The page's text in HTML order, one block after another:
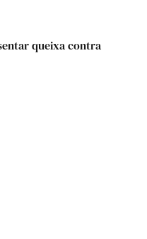
queixa contra